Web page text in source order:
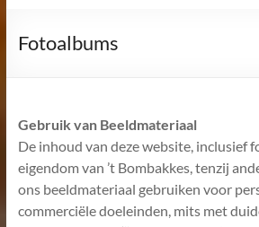
Fotoalbums
Gebruik van Beeldmateriaal
De inhoud van deze website, inclusief
eigendom van ’t Bombakkes, tenzij
ons beeldmateriaal gebruiken voor
commerciële doeleinden, mits met